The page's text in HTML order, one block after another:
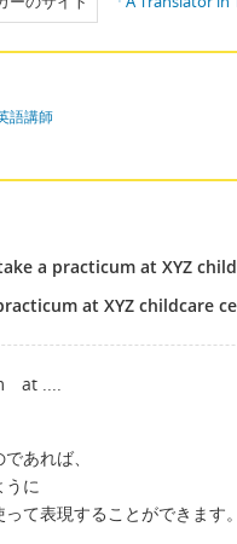
語講師
a practicum at XYZ
at XYZ childcare
at ....
あれば、
うに
て表現することができます。